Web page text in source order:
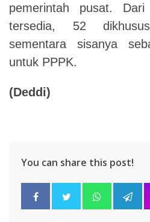
pemerintah pusat.
tersedia, 52
sementara sisanya
untuk PPPK.
(Deddi)
You can share this post!